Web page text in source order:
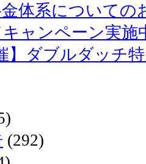
体系についての
キャンペーン実施
】ダブルダッチ
(292)